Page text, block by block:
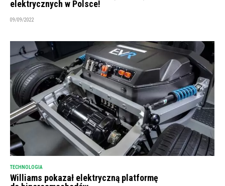
elektrycznych w Polsce!
09/09/2022
TECHNOLOGIA
Williams pokazał elektryczną platformę